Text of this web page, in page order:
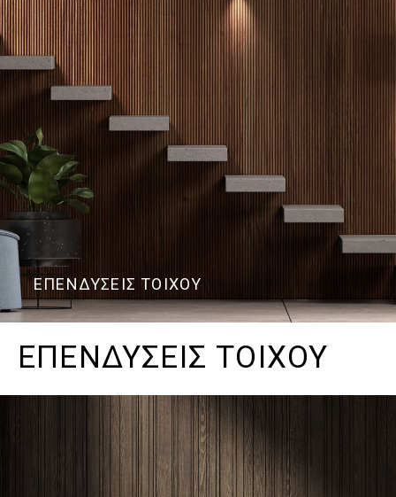
ΕΠΕΝΔΥΣΕΙΣ ΤΟΙΧΟΥ
ΕΠΕΝΔΥΣΕΙΣ ΤΟΙΧΟΥ